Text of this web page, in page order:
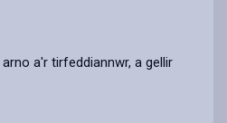
a'r tirfeddiannwr, a gellir